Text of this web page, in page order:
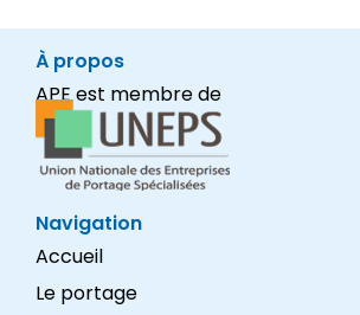
À propos
APE est membre de
Navigation
Accueil
Le portage